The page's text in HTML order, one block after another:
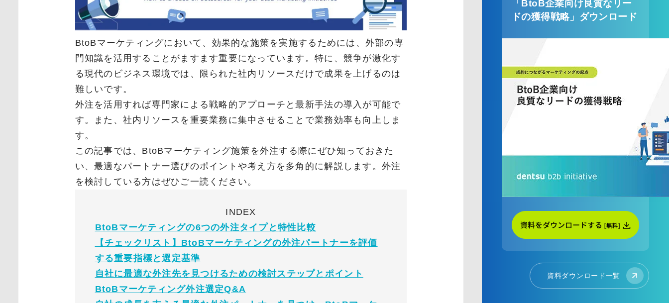
BtoBマーケティングにおいて、効果的な施策を実施するためには、外部の専
門知識を活用することがますます重要になっています。特に、競争が激化す
る現代のビジネス環境では、限られた社内リソースだけで成果を上げるのは
難しいです。
外注を活用すれば専門家による戦略的アプローチと最新手法の導入が可能で
す。また、社内リソースを重要業務に集中させることで業務効率も向上しま
す。
この記事では、BtoBマーケティング施策を外注する際にぜひ知っておきた
い、最適なパートナー選びのポイントや考え方を多角的に解説します。外注
を検討している方はぜひご一読ください。
INDEX
BtoBマーケティングの6つの外注タイプと特性比較
【チェックリスト】BtoBマーケティングの外注パートナーを評価
する重要指標と選定基準
自社に最適な外注先を見つけるための検討ステップとポイント
BtoBマーケティング外注選定Q&A
「BtoB企業向け良質なリー
ドの獲得戦略」ダウンロード
資料ダウンロード一覧